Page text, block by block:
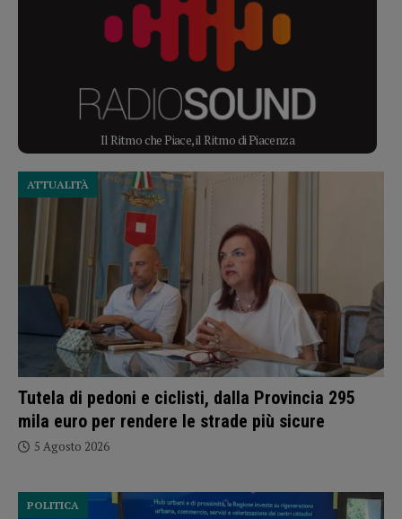
Il Ritmo che Piace, il Ritmo di Piacenza
Tutela di pedoni e ciclisti, dalla Provincia 295
mila euro per rendere le strade più sicure
ATTUALITÀ
5 Agosto 2026
POLITICA